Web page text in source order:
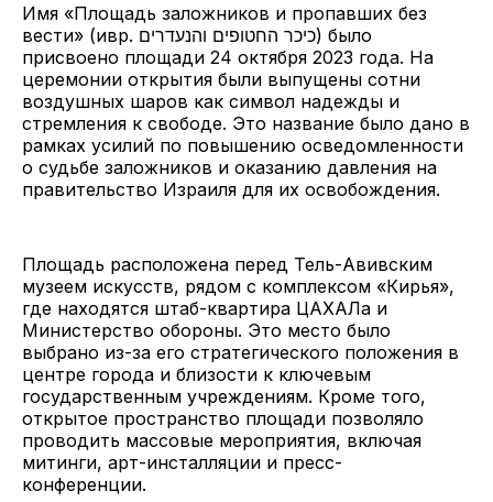
Имя «Площадь заложников и пропавших без
вести» (ивр. כיכר החטופים והנעדרים) было
присвоено площади 24 октября 2023 года. На
церемонии открытия были выпущены сотни
воздушных шаров как символ надежды и
стремления к свободе. Это название было дано в
рамках усилий по повышению осведомленности
о судьбе заложников и оказанию давления на
правительство Израиля для их освобождения.
Площадь расположена перед Тель-Авивским
музеем искусств, рядом с комплексом «Кирья»,
где находятся штаб-квартира ЦАХАЛа и
Министерство обороны. Это место было
выбрано из-за его стратегического положения в
центре города и близости к ключевым
государственным учреждениям. Кроме того,
открытое пространство площади позволяло
проводить массовые мероприятия, включая
митинги, арт-инсталляции и пресс-
конференции.